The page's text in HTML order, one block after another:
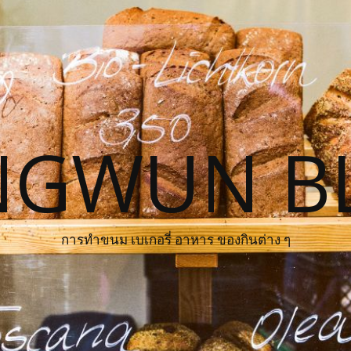
การทำขนม เบเกอรี่ อาหาร ของกินต่าง ๆ